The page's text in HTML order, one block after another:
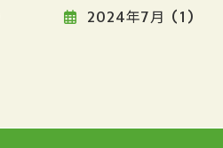
2024年7月 (1)